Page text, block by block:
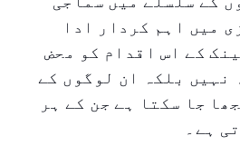
میں اہم کردار ادا
کے اس اقدام کو محض
نہیں بلکہ ان لوگوں کے
جا سکتا ہے جن کے ہر
ہے۔